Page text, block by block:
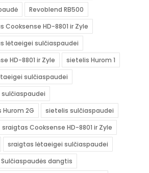
Revoblend RB500
HD-8801 ir Zyle
lėtaeigei sulčiaspaudei
HD-8801 ir Zyle
sietelis Hurom 1
sulčiaspaudei
2G
sietelis sulčiaspaudei
sraigtas Cooksense HD-8801 ir Zyle
sraigtas lėtaeigei sulčiaspaudei
Sulčiaspaudės dangtis